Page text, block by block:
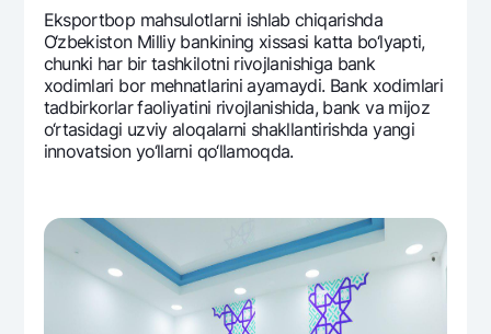
Eksportbop mahsulotlarni ishlab chiqarishda
O‘zbеkiston Milliy bankining xissasi katta bo‘lyapti,
chunki har bir tashkilotni rivojlanishiga bank
xodimlari bor mеhnatlarini ayamaydi. Bank xodimlari
tadbirkorlar faoliyatini rivojlanishida, bank va mijoz
o‘rtasidagi uzviy aloqalarni shakllantirishda yangi
innovatsion yo‘llarni qo‘llamoqda.